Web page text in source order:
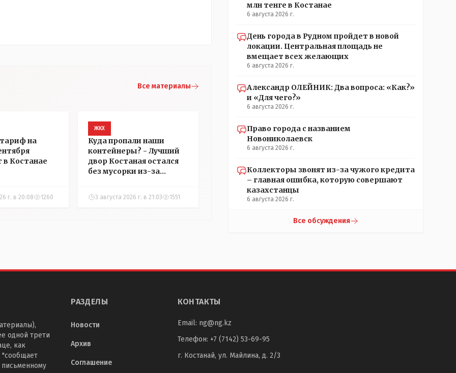
Все материалы
на
Костанае
г. в 20:08 1260
ЖКХ
Куда пропали наши
контейнеры? - Лучший
двор Костаная остался
без мусорки из-за
3 августа 2026 г. в 21:03 1551
млн тенге в Костанае
6 августа 2026 г.
День города в Рудном пройдет в новой
локации. Центральная площадь не
вмещает всех желающих
6 августа 2026 г.
Александр ОЛЕЙНИК: Два вопроса: «Как?»
и «Для чего?»
6 августа 2026 г.
Право города с названием
Новониколаевск
6 августа 2026 г.
Коллекторы звонят из-за чужого кредита
– главная ошибка, которую совершают
казахстанцы
6 августа 2026 г.
Все обсуждения
одной трети
как
РАЗДЕЛЫ
Новости
Архив
Соглашение
КОНТАКТЫ
Email: ng@ng.kz
Телефон: +7 (7142) 53-69-95
г. Костанай, ул. Майлина, д. 2/3